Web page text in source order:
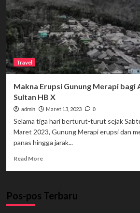
Travel
Makna Erupsi Gunung Merapi bagi
Sultan HB X
admin Maret 13, 2023 0
Selama tiga hari berturut-turut sejak
Maret 2023, Gunung Merapi erupsi dan
panas hingga jarak...
Read MoreRead
Erupsi
Pos-pos Terbaru